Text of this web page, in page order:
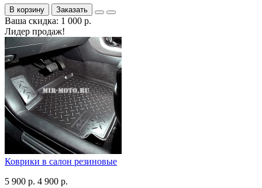
В корзину Заказать
Ваша скидка: 1 000 р.
Лидер продаж!
Коврики в салон резиновые
5 900 р. 4 900 р.